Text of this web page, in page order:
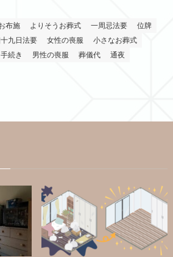
布施 よりそうお葬式 一周忌法要
位牌
十九日法要 女性の喪服
小さなお葬式
手続き 男性の喪服 葬儀代 通夜